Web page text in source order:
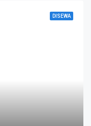
DISEWA